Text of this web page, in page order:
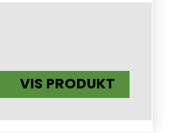
VIS PRODUKT